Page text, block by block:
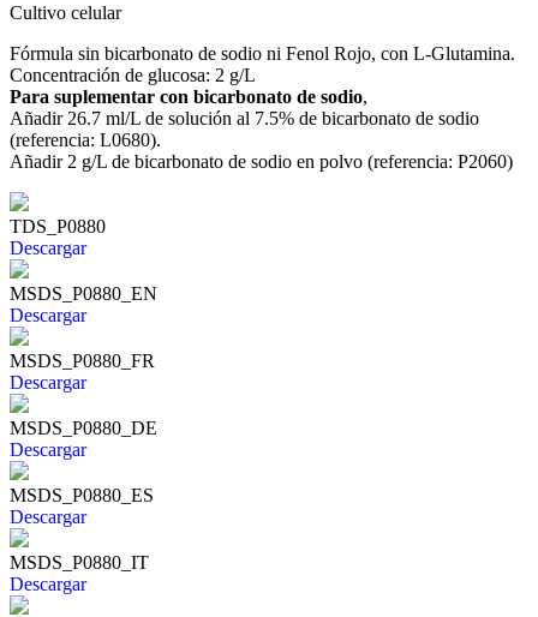
Cultivo celular
Fórmula sin bicarbonato de sodio ni Fenol Rojo, con L-Glutamina.
Concentración de glucosa: 2 g/L
Para suplementar con bicarbonato de sodio,
Añadir 26.7 ml/L de solución al 7.5% de bicarbonato de sodio
(referencia: L0680).
Añadir 2 g/L de bicarbonato de sodio en polvo (referencia: P2060)
TDS_P0880
Descargar
MSDS_P0880_EN
Descargar
MSDS_P0880_FR
Descargar
MSDS_P0880_DE
Descargar
MSDS_P0880_ES
Descargar
MSDS_P0880_IT
Descargar